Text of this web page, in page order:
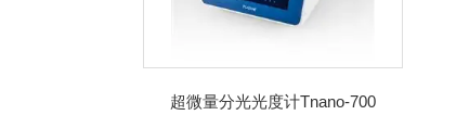
超微量分光光度计Tnano-700